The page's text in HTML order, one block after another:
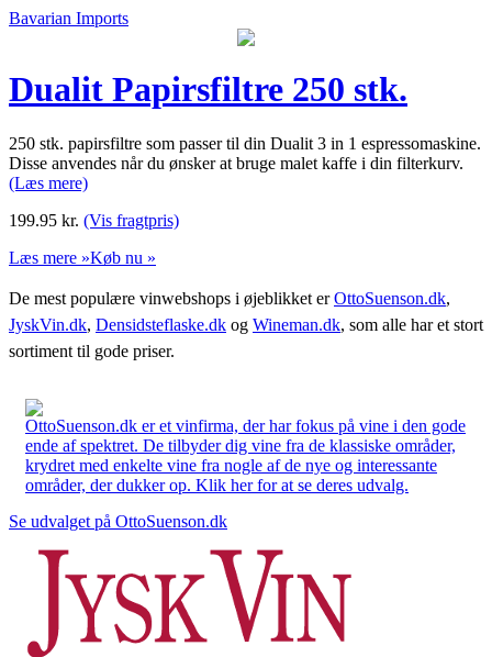
Bavarian Imports
Dualit Papirsfiltre 250 stk.
250 stk. papirsfiltre som passer til din Dualit 3 in 1 espressomaskine.
Disse anvendes når du ønsker at bruge malet kaffe i din filterkurv.
(Læs mere)
199.95 kr. (Vis fragtpris)
Læs mere »Køb nu »
De mest populære vinwebshops i øjeblikket erOttoSuenson.dk,
JyskVin.dk, Densidsteflaske.dk og Wineman.dk, som alle har et stort
sortiment til gode priser.
OttoSuenson.dk er et vinfirma, der har fokus på vine i den gode
ende af spektret. De tilbyder dig vine fra de klassiske områder,
krydret med enkelte vine fra nogle af de nye og interessante
områder, der dukker op. Klik her for at se deres udvalg.
Se udvalget på OttoSuenson.dk